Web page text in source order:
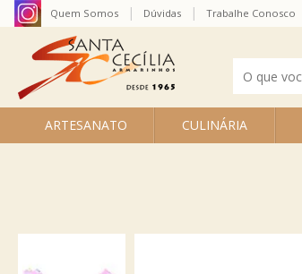
ARTESANATO CULINÁRIA
Quem Somos Dúvidas Trabalhe Conosco